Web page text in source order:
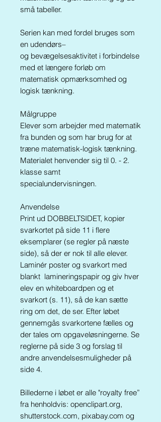
små tabeller.
Serien kan med fordel bruges som
en udendørs–
og bevægelsesaktivitet i forbindelse
med et længere forløb om
matematisk opmærksomhed og
logisk tænkning.
Målgruppe
Elever som arbejder med matematik
fra bunden og som har brug for at
træne matematisk-logisk tænkning.
Materialet henvender sig til 0. - 2.
klasse samt
specialundervisningen.
Anvendelse
Print ud DOBBELTSIDET, kopier
svarkortet på side 11 i flere
eksemplarer (se regler på næste
side), så der er nok til alle elever.
Laminér poster og svarkort med
blankt lamineringspapir og giv hver
elev en whiteboardpen og et
svarkort (s. 11), så de kan sætte
ring om det, de ser. Efter løbet
gennemgås svarkortene fælles og
der tales om opgaveløsningerne. Se
reglerne på side 3 og forslag til
andre anvendelsesmuligheder på
side 4.
Billederne i løbet er alle "royalty free”
fra henholdvis: openclipart.org,
shutterstock.com, pixabay.com og